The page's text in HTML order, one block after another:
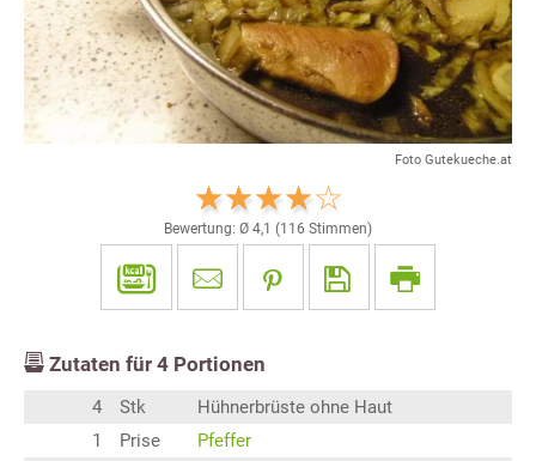
Foto Gutekueche.at
Bewertung: Ø 4,1 (116 Stimmen)
Zutaten für 4 Portionen
4 Stk
Hühnerbrüste ohne Haut
1
Prise
Pfeffer